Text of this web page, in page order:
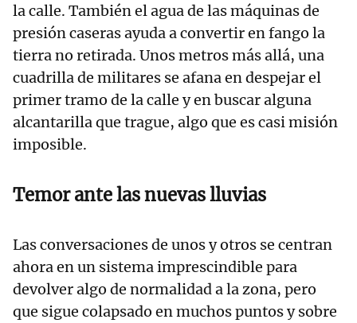
la calle. También el agua de las máquinas de
presión caseras ayuda a convertir en fango la
tierra no retirada. Unos metros más allá, una
cuadrilla de militares se afana en despejar el
primer tramo de la calle y en buscar alguna
alcantarilla que trague, algo que es casi misión
imposible.
Temor ante las nuevas lluvias
Las conversaciones de unos y otros se centran
ahora en un sistema imprescindible para
devolver algo de normalidad a la zona, pero
que sigue colapsado en muchos puntos y sobre